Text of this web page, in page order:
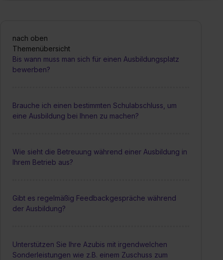
nach oben
Themenübersicht
Bis wann muss man sich für einen Ausbildungsplatz
bewerben?
Brauche ich einen bestimmten Schulabschluss, um
eine Ausbildung bei Ihnen zu machen?
Wie sieht die Betreuung während einer Ausbildung in
Ihrem Betrieb aus?
Gibt es regelmäßig Feedbackgespräche während
der Ausbildung?
Unterstützen Sie Ihre Azubis mit irgendwelchen
Sonderleistungen wie z.B. einem Zuschuss zum